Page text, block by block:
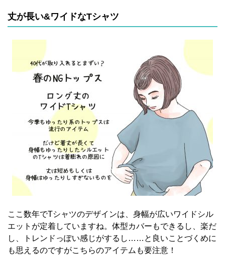
丈が長い&ワイドなTシャツ
ここ数年でTシャツのデザインは、身幅が広いワイドシル
エットが定着していますね。体型カバーもできるし、楽だ
し、トレンドっぽい感じがするし……と良いことづくめに
も思えるのですがこちらのアイテムも要注意！